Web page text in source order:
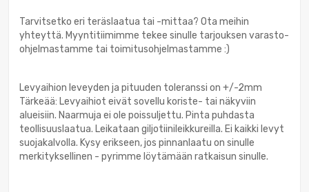
Tarvitsetko eri teräslaatua tai -mittaa? Ota meihin
yhteyttä. Myyntitiimimme tekee sinulle tarjouksen varasto-
ohjelmastamme tai toimitusohjelmastamme :)
Levyaihion leveyden ja pituuden toleranssi on +/-2mm
Tärkeää: Levyaihiot eivät sovellu koriste- tai näkyviin
alueisiin. Naarmuja ei ole poissuljettu. Pinta puhdasta
teollisuuslaatua. Leikataan giljotiinileikkureilla. Ei kaikki levyt
suojakalvolla. Kysy erikseen, jos pinnanlaatu on sinulle
merkityksellinen - pyrimme löytämään ratkaisun sinulle.